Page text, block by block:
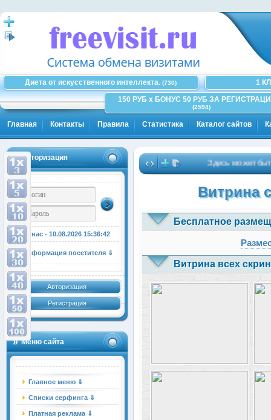
Диета от искусственного интеллекта. (730)
1
150 РУБ x БОНУС 50 РУБ ЗА
(2594)
Главная Контакты Правила Статистика Каталог сайтов
Авторизация
У нас - 10.08.2026 15:36:42
Информация посетителя ⇓
Авторизация
Регистрация
Меню сайта
Главное меню ⇓
Списки серфинга ⇓
Платная реклама ⇓
Здесь может быть
Витрина
Бесплатное
Витрина всех